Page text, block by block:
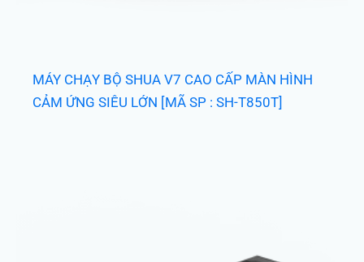
MÁY CHẠY BỘ SHUA V7 CAO CẤP MÀN HÌNH
CẢM ỨNG SIÊU LỚN [MÃ SP : SH-T850T]